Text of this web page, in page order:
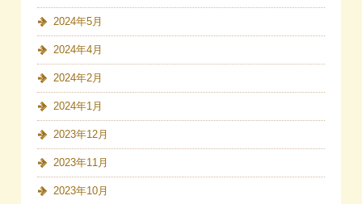
2024年5月
2024年4月
2024年2月
2024年1月
2023年12月
2023年11月
2023年10月